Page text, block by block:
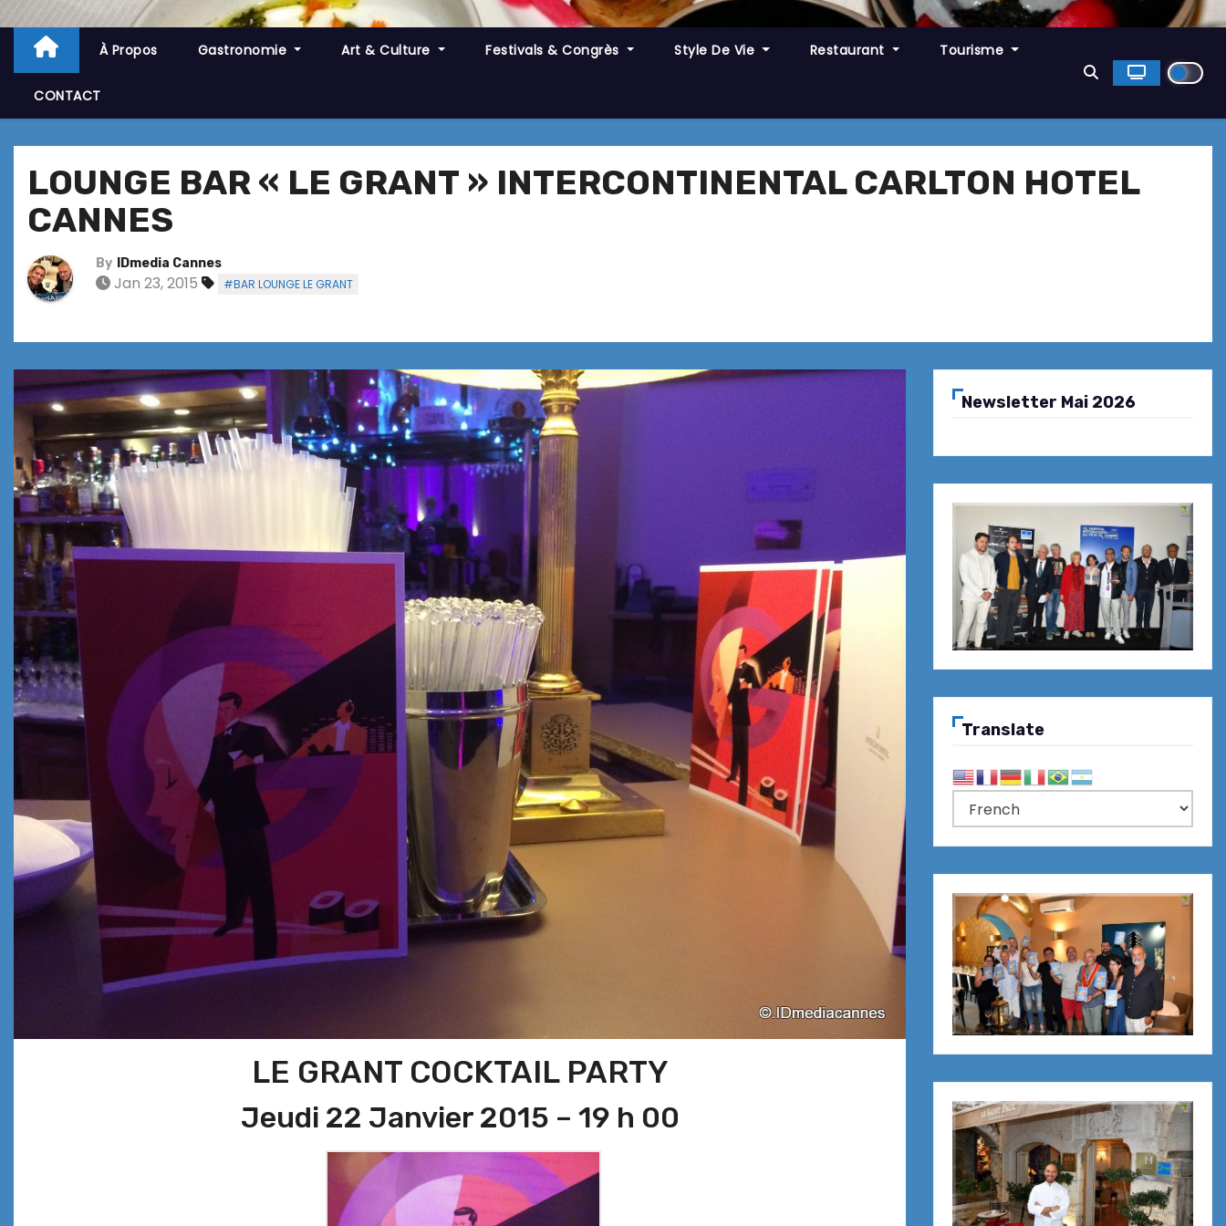
À Propos Gastronomie Art & Culture Festivals & Congrès Style De Vie Restaurant Tourisme
CONTACT
LOUNGE BAR « LE GRANT » INTERCONTINENTAL CARLTON HOTEL
CANNES
By IDmedia Cannes
Jan 23, 2015 #BAR LOUNGE LE GRANT
LE GRANT COCKTAIL PARTY
Jeudi 22 Janvier 2015 – 19 h 00
Newsletter Mai 2026
Translate